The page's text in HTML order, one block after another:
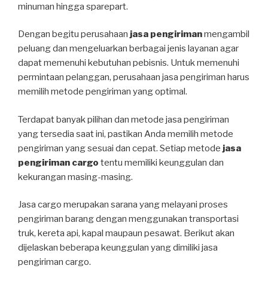
minuman hingga sparepart.
Dengan begitu perusahaan jasa pengirimanmengambil
peluang dan mengeluarkan berbagai jenis layanan agar
dapat memenuhi kebutuhan pebisnis. Untuk memenuhi
permintaan pelanggan, perusahaan jasa pengiriman harus
memilih metode pengiriman yang optimal.
Terdapat banyak pilihan dan metode jasa pengiriman
yang tersedia saat ini, pastikan Anda memilih metode
pengiriman yang sesuai dan cepat. Setiap metode jasa
pengiriman cargo tentu memiliki keunggulan dan
kekurangan masing-masing.
Jasa cargo merupakan sarana yang melayani proses
pengiriman barang dengan menggunakan transportasi
truk, kereta api, kapal maupaun pesawat. Berikut akan
dijelaskan beberapa keunggulan yang dimiliki jasa
pengiriman cargo.